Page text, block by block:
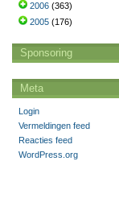
2006 (363)
2005 (176)
Sponsoring
Meta
Login
Vermeldingen feed
Reacties feed
WordPress.org